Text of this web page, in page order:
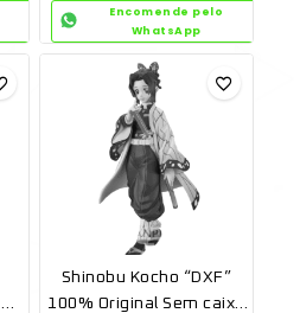
Encomende pelo
WhatsApp
Shinobu Kocho “DXF”
100% Original Sem caixa